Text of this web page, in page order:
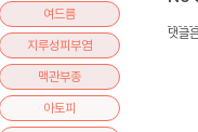
댓글
여드름
지루성피부염
맥관부종
아토피